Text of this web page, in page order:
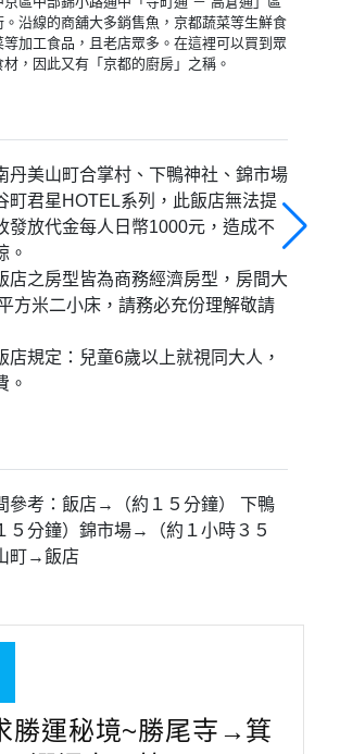
。沿線的商舖大多銷售魚，京都蔬菜等生鮮食
加工食品，且老店眾多。在這裡可以買到眾
，因此又有「京都的廚房」之稱。
丹美山町合掌村、下鴨神社、錦市場
町君星HOTEL系列，此飯店無法提
發放代金每人日幣1000元，造成不
。
店之房型皆為商務經濟房型，房間大
方米二小床，請務必充份理解敬請
店規定：兒童6歲以上就視同大人，
。
參考：飯店→（約１５分鐘） 下鴨
５分鐘）錦市場→（約１小時３５
町→飯店
勝運秘境~勝尾寺→箕